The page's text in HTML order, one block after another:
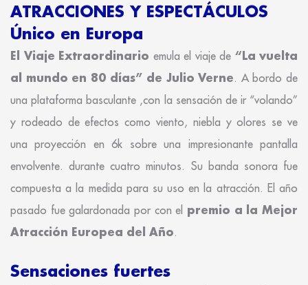
ATRACCIONES Y ESPECTÁCULOS
Único en Europa
El Viaje Extraordinario emula el viaje de “La vuelta
al mundo en 80 días” de Julio Verne. A bordo de
una plataforma basculante ,con la sensación de ir “volando”
y rodeado de efectos como viento, niebla y olores se ve
una proyección en 6k sobre una impresionante pantalla
envolvente. durante cuatro minutos. Su banda sonora fue
compuesta a la medida para su uso en la atracción. El año
pasado fue galardonada por con el premio a la Mejor
Atracción Europea del Año.
Sensaciones fuertes